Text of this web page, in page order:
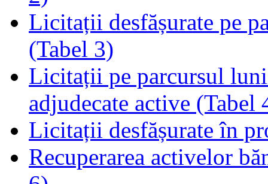
Licitații desfășurate pe
(Tabel 3)
Licitații pe parcursul
adjudecate active (Tabel
Licitații desfășurate în
Recuperarea activelor